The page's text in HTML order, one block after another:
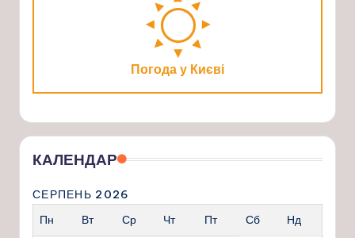
Погода у Києві
КАЛЕНДАР
СЕРПЕНЬ 2026
Пн
Вт Ср Чт Пт Сб Нд